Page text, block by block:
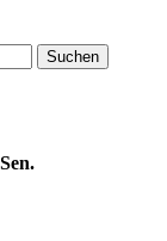
Suchen